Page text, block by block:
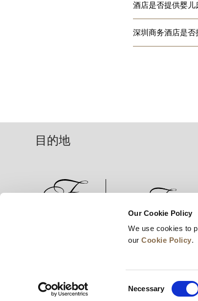
Our Cookie Policy
We use cookies to
ourCookie Policy.
Necessary
酒店是否提供婴儿
深圳商务酒店是否
目的地
业务拓展 工
© 2026 Frasers Hospitality Pte Ltd. 隶属